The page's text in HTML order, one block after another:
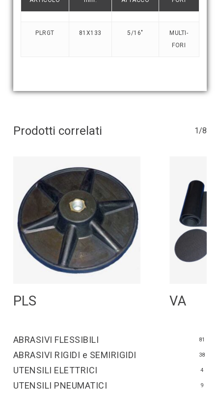
PLRGT 81X133 5/16″
MULTI-
FORI
Prodotti correlati 1/8
PLS VA
ABRASIVI FLESSIBILI 81
ABRASIVI RIGIDI e SEMIRIGIDI 38
UTENSILI ELETTRICI 4
UTENSILI PNEUMATICI 9